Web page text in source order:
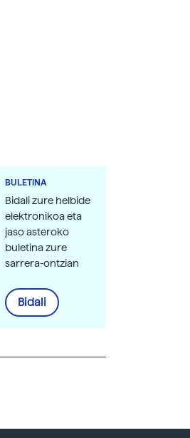
BULETINA
Bidali zure helbide
elektronikoa eta
jaso asteroko
buletina zure
sarrera-ontzian
Bidali